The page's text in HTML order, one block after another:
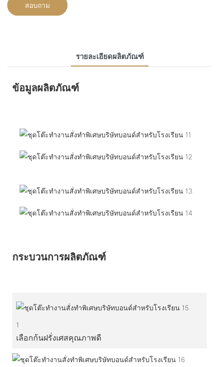
สอบถาม
รายละเอียดผลิตภัณฑ์
ข้อมูลผลิตภัณฑ์
กระบวนการผลิตภัณฑ์
1
เลือกก้นฝรั่งเศสคุณภาพดี